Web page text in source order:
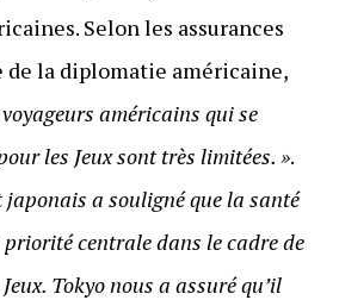
Selon les assurances
de la diplomatie américaine,
américains qui se
les Jeux sont très limitées. ».
japonais a souligné que la santé
centrale dans le cadre de
Tokyo nous a assuré qu’il